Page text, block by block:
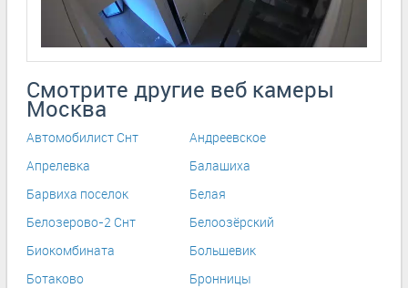
Смотрите другие веб камеры
Москва
Автомобилист Снт
Андреевское
Апрелевка
Балашиха
Барвиха поселок
Белая
Белозерово-2 Снт
Белоозёрский
Биокомбината
Большевик
Ботаково
Бронницы